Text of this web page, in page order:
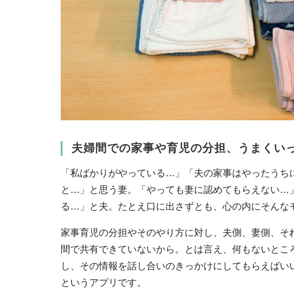
夫婦間での家事や育児の分担、うまくい
「私ばかりがやっている…」「夫の家事はやったう
と…」と思う妻。「やっても妻に認めてもらえない
る…」と夫。たとえ口に出さずとも、心の内にそんな
家事育児の分担やそのやり方に対し、夫側、妻側、
間で共有できていないから。とは言え、何もないと
し、その情報を話し合いのきっかけにしてもらえば
というアプリです。